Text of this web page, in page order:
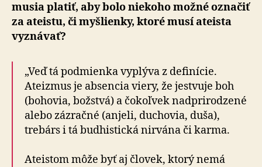
musia platiť, aby bolo niekoho možné označiť
za ateistu, či myšlienky, ktoré musí ateista
vyznávať?
„Veď tá podmienka vyplýva z definície.
Ateizmus je absencia viery, že jestvuje boh
(bohovia, božstvá) a čokoľvek nadprirodzené
alebo zázračné (anjeli, duchovia, duša),
trebárs i tá budhistická nirvána či karma.
Ateistom môže byť aj človek, ktorý nemá